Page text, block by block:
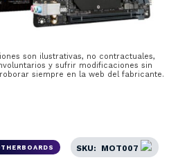
son ilustrativas, no contractuales,
y sufrir modificaciones sin
siempre en la web del fabricante.
SKU: MOT007